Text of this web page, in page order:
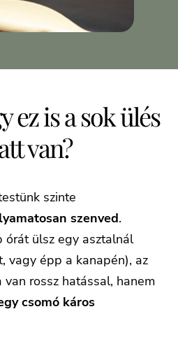
ez is a sok ülés
van?
szinte
szenved.
ülsz egy asztalnál
vagy épp a kanapén), az
rossz hatással, hanem
csomó káros